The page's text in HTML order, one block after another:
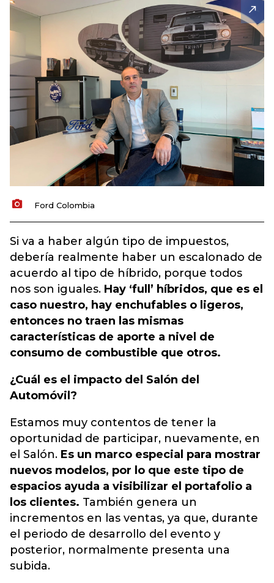
Ford Colombia
Si va a haber algún tipo de impuestos,
debería realmente haber un escalonado de
acuerdo al tipo de híbrido, porque todos
nos son iguales. Hay ‘full’ híbridos, que es el
caso nuestro, hay enchufables o ligeros,
entonces no traen las mismas
características de aporte a nivel de
consumo de combustible que otros.
¿Cuál es el impacto del Salón del
Automóvil?
Estamos muy contentos de tener la
oportunidad de participar, nuevamente, en
el Salón. Es un marco especial para mostrar
nuevos modelos, por lo que este tipo de
espacios ayuda a visibilizar el portafolio a
los clientes. También genera un
incrementos en las ventas, ya que, durante
el periodo de desarrollo del evento y
posterior, normalmente presenta una
subida.